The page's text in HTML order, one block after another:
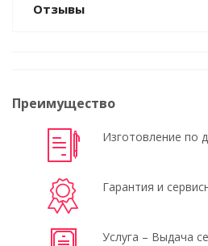
Отзывы
Преимущество
Изготовление по
Гарантия и
Услуга – Выдача